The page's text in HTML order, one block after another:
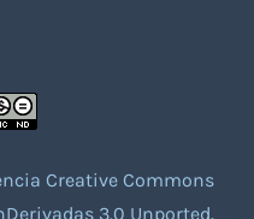
Creative Commons
3.0 Unported.